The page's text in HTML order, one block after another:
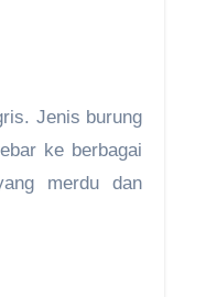
Jenis burung
ke berbagai
merdu dan